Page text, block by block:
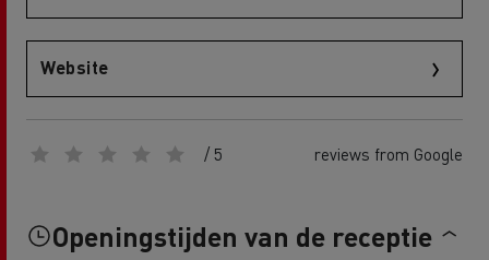
Website
/ 5 reviews from Google
Openingstijden van de receptie